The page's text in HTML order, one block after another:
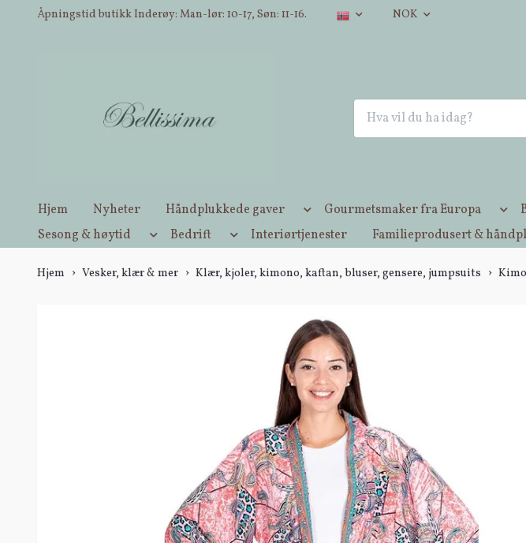
Åpningstid butikk Inderøy: Man-lør: 10-17, Søn: 11-16. NOK
Hjem Nyheter Håndplukkede gaver Gourmetsmaker fra Europa
Sesong & høytid
Bedrift Interiørtjenester Familieprodusert &
Hjem Vesker, klær & mer Klær, kjoler, kimono, kaftan, bluser, gensere, jumpsuits